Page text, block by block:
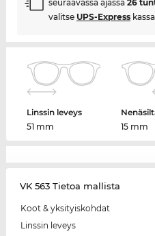
seuraavassa ajassa 26
valitse UPS-Express
Linssin leveys
51 mm
15 mm
VK 563 Tietoa mallista
Koot & yksityiskohdat
Linssin leveys